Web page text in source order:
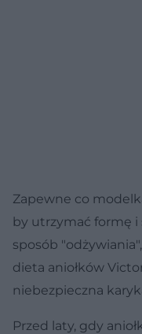
Zapewne co
by utrzymać formę i
sposób
dieta aniołków
niebezpieczna
Przed laty, gdy